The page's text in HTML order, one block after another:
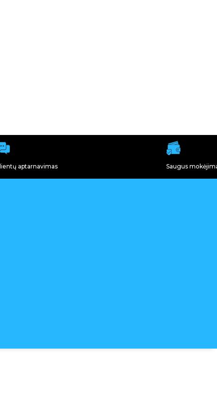
aptarnavimas Saugus